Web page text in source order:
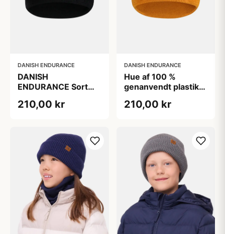
DANISH ENDURANCE
DANISH
ENDURANCE Sort
Genanvendt
210,00 kr
DANISH ENDURANCE
Hue af 100 %
genanvendt plastik,
ENDURANCE
210,00 kr